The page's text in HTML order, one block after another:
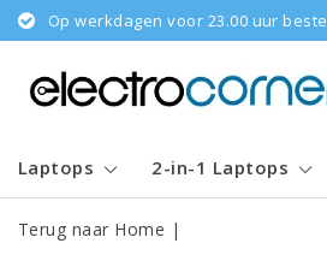
Op werkdagen voor 23.00 uur
Laptops 2-in-1 Laptops
Terug naar Home |